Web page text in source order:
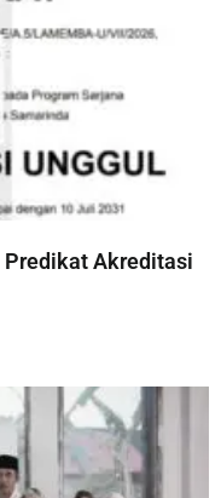
Predikat Akreditasi